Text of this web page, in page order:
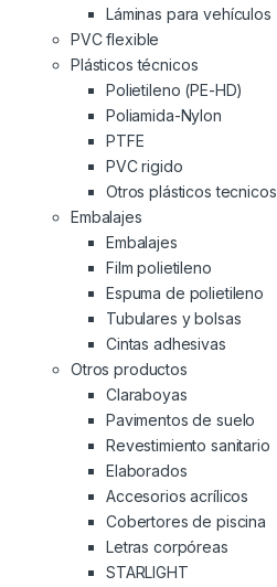
Láminas para vehículos
PVC flexible
Plásticos técnicos
Polietileno (PE-HD)
Poliamida-Nylon
PTFE
PVC rigido
Otros plásticos tecnicos
Embalajes
Embalajes
Film polietileno
Espuma de polietileno
Tubulares y bolsas
Cintas adhesivas
Otros productos
Claraboyas
Pavimentos de suelo
Revestimiento sanitario
Elaborados
Accesorios acrílicos
Cobertores de piscina
Letras corpóreas
STARLIGHT